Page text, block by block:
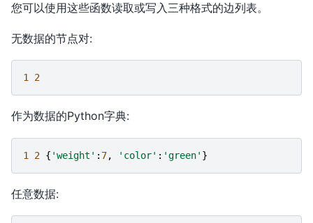
您可以使用这些函数读取或写入三种格式的边列表。
无数据的节点对:
1 2
作为数据的Python字典:
1 2 { 'weight' : 7, 'color' : 'green' }
任意数据: